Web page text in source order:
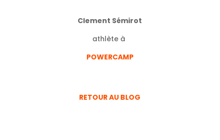
Clement Sémirot
athlète à
POWERCAMP
RETOUR AU BLOG